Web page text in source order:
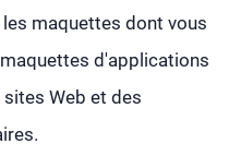
maquettes dont vous
d'applications
Web et des